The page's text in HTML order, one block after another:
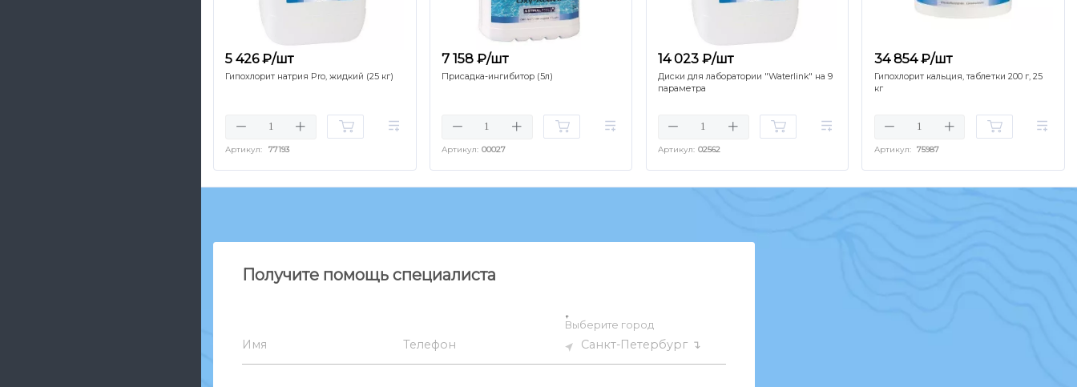
5 426 ₽/шт
Гипохлорит натрия Pro, жидкий (25 кг)
Артикул: 77193
7 158 ₽/шт
Присадка-ингибитор (5л)
Артикул: 00027
14 023 ₽/шт
Диски для лаборатории "Waterlink" на 9
параметра
Артикул: 02562
34 854 ₽/шт
Гипохлорит кальция, таблетки 200 г, 25
кг
Артикул: 75987
Получите помощь специалиста
Имя Телефон Санкт-Петербург
↑
Выберите город